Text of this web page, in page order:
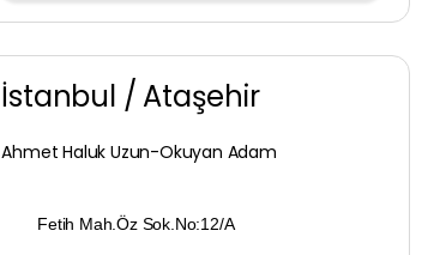
Batman
İstanbul / Ataşehir
Ahmet Haluk Uzun-Okuyan Adam
Fetih Mah.Öz Sok.No:12/A